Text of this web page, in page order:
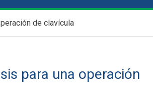
de clavícula
para una operación